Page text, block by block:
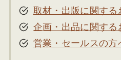
取材・出版に関する
企画・出品に関する
営業・セールスの方